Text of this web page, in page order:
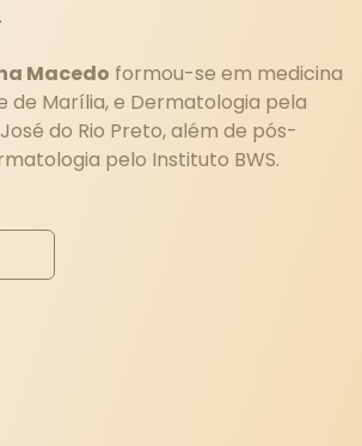
Macedo formou-se em medicina
de Marília, e Dermatologia pela
José do Rio Preto, além de pós-
pelo Instituto BWS.